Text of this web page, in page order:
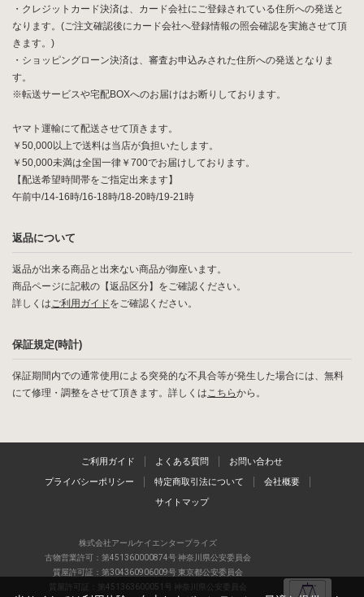
・クレジットカード決済は、カード会社にご登録されている住所への発送と
なります。(ご注文確認後にカード会社へ登録情報の照会確認を実施させて頂
きます。)
・ショッピングローン決済は、審査お申込みされた住所への発送となりま
す。
※転送サービスや宅配BOXへのお届けはお断りしております。
ヤマト運輸にて配送させて頂きます。
￥50,000以上で送料は当店が負担いたします。
￥50,000未満は全国一律￥700でお届けしております。
【配送希望時間帯をご指定出来ます】
午前中/14-16時/16-18時/18-20時/19-21時
返品について
返品が出来る商品と出来ない商品が御座います。
商品ページに記載の【返品区分】をご確認ください。
詳しくはご利用ガイドをご確認ください。
保証規定(時計)
保証期間内での通常使用による突発的な不具合等が発生した場合には、無料
にて修理・調整をさせて頂きます。詳しくはこちらから。
ご利用ガイド よくある質問 お問い合わせ
プライバシーポリシー 特定商取引法について 会社概要
サイトマップ
株式会社アールケイエンタープライズ
古物営業許可：第451360000874号 神奈川県公安委員会
質屋許可証：第304360906009号 東京都公安委員会
質屋許可証：第451363600051号 神奈川県公安委員会